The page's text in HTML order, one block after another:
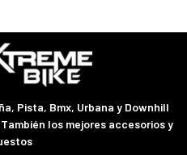
Pista, Bmx, Urbana y Downhill
los mejores accesorios y